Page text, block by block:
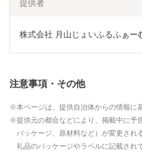
提供者
株式会社 月山じょいふるふぁー
注意事項・その他
本ページは、提供自治体からの情報に
提供元の都合などにより、掲載中に予
パッケージ、原材料など）が変更され
礼品のパッケージやラベルに記載され